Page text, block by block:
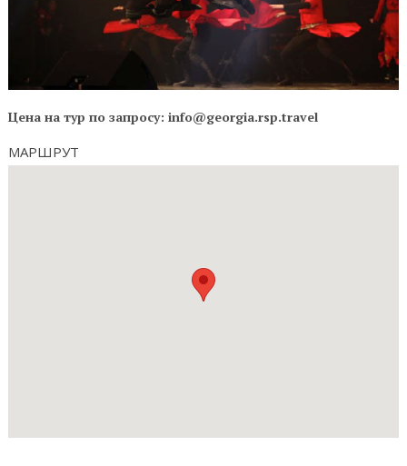
Цена на тур по запросу: info@georgia.rsp.travel
МАРШРУТ